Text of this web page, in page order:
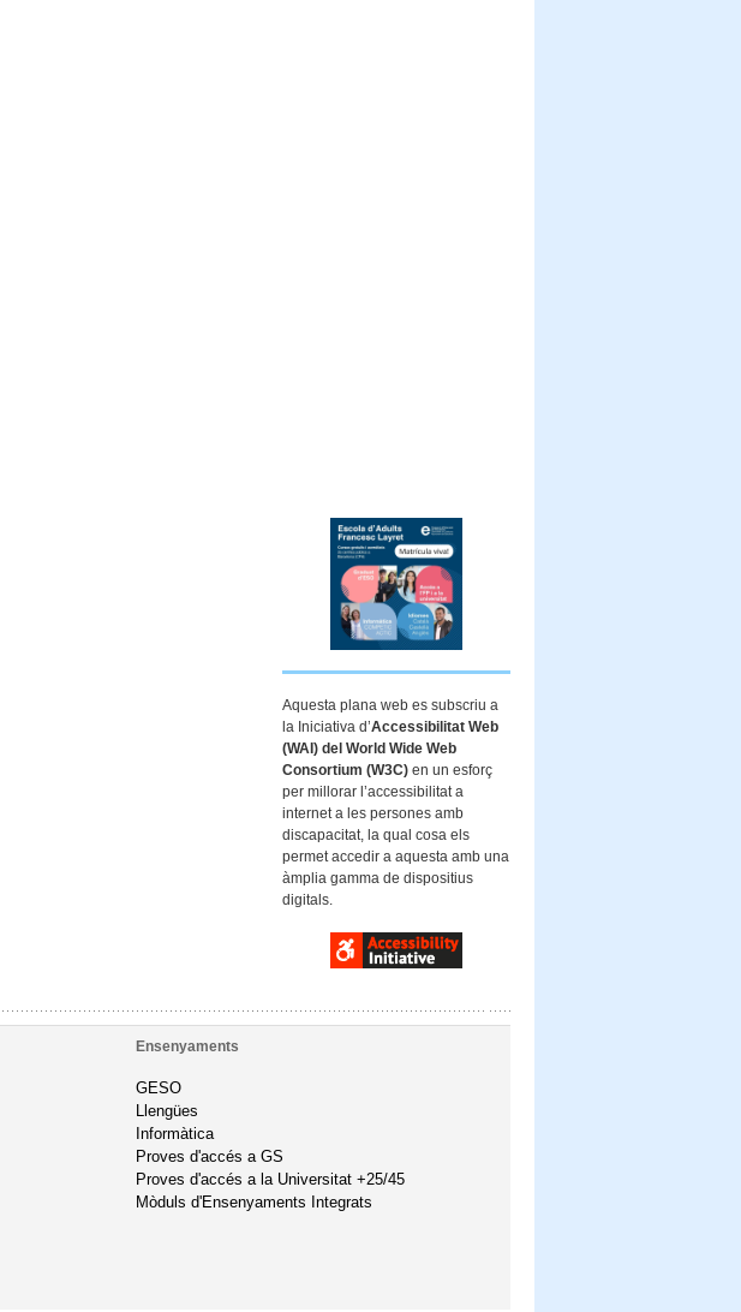
Aquesta plana web es subscriu a
la Iniciativa d’Accessibilitat Web
(WAI) del World Wide Web
Consortium (W3C) en un esforç
per millorar l’accessibilitat a
internet a les persones amb
discapacitat, la qual cosa els
permet accedir a aquesta amb una
àmplia gamma de dispositius
digitals.
Ensenyaments
GESO
Llengües
Informàtica
Proves d'accés a GS
Proves d'accés a la Universitat +25/45
Mòduls d'Ensenyaments Integrats